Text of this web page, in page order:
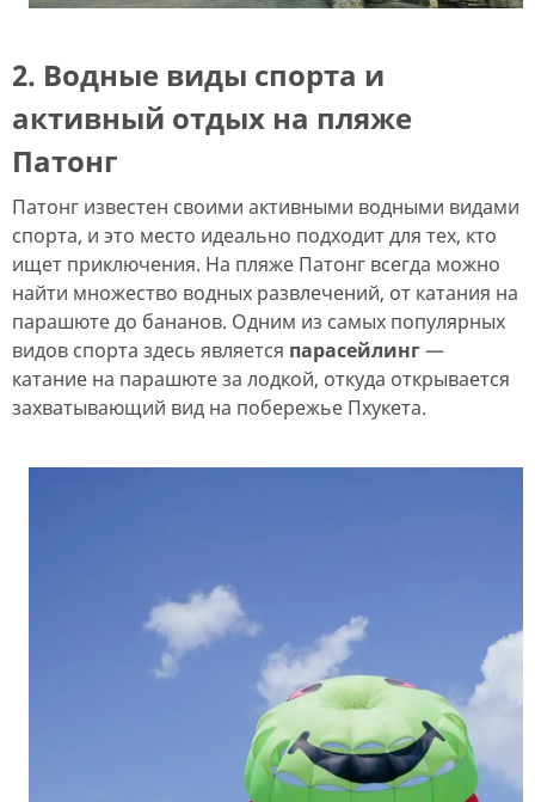
2. Водные виды спорта и
активный отдых на пляже
Патонг
Патонг известен своими активными водными видами
спорта, и это место идеально подходит для тех, кто
ищет приключения. На пляже Патонг всегда можно
найти множество водных развлечений, от катания на
парашюте до бананов. Одним из самых популярных
видов спорта здесь является парасейлинг—
катание на парашюте за лодкой, откуда открывается
захватывающий вид на побережье Пхукета.